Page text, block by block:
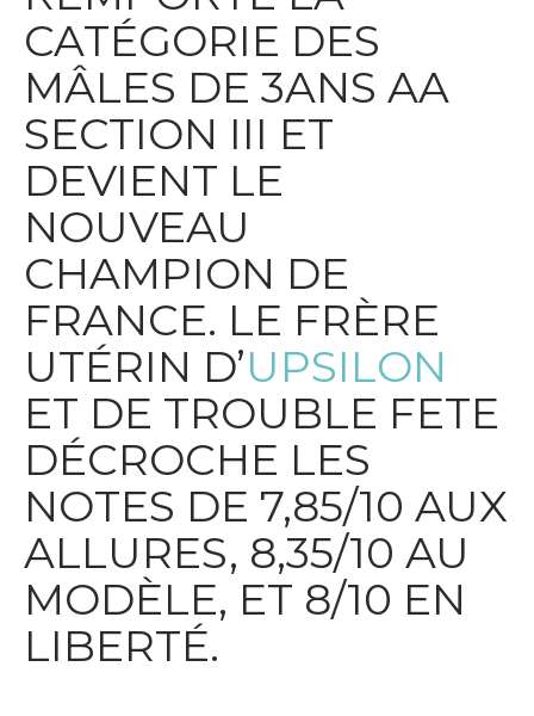
CATÉGORIE DES
MÂLES DE 3ANS AA
SECTION III ET
DEVIENT LE
NOUVEAU
CHAMPION DE
FRANCE. LE FRÈRE
UTÉRIN D’UPSILON
ET DE TROUBLE FETE
DÉCROCHE LES
NOTES DE 7,85/10 AUX
ALLURES, 8,35/10 AU
MODÈLE, ET 8/10 EN
LIBERTÉ.